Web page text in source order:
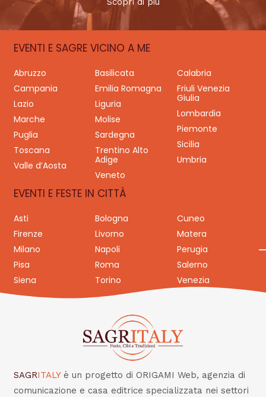
EVENTI E SAGRE VICINO A ME
Abruzzo Basilicata
Calabria
Campania
Emilia Romagna
Friuli Venezia
Giulia
Lazio
Liguria
Lombardia
Marche
Molise
Piemonte
Puglia
Sardegna
Sicilia
Toscana
Trentino Alto
Adige
Umbria
Valle d’Aosta
Veneto
EVENTI E FESTE IN CITTÀ
Asti Bologna
Cuneo
Firenze
Livorno
Matera
Milano
Napoli
Perugia
Pisa
Roma
Salerno
Siena
Torino Venezia
SAGRITALY è un progetto di ORIGAMI Web, agenzia di
comunicazione e casa editrice specializzata nei settori